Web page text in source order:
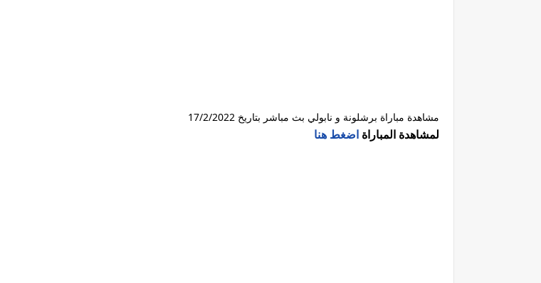
مشاهدة مباراة برشلونة و نابولي بث مباشر بتاريخ 17/2/2022
لمشاهدة المباراة اضغط هنا